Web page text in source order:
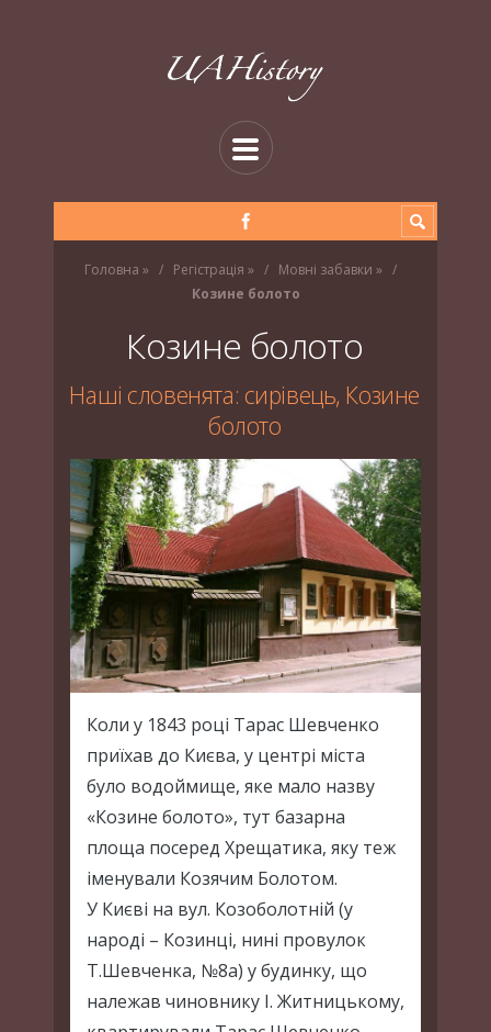
Головна » Регістрація » Мовні забавки »
Козине болото
Козине болото
Наші словенята: сирівець, Козине
болото
Коли у 1843 році Тарас Шевченко
приїхав до Києва, у центрі міста
було водоймище, яке мало назву
«Козине болото», тут базарна
площа посеред Хрещатика, яку теж
іменували Козячим Болотом.
У Києві на вул. Козоболотній (у
народі – Козинці, нині провулок
Т.Шевченка, №8а) у будинку, що
належав чиновнику І. Житницькому,